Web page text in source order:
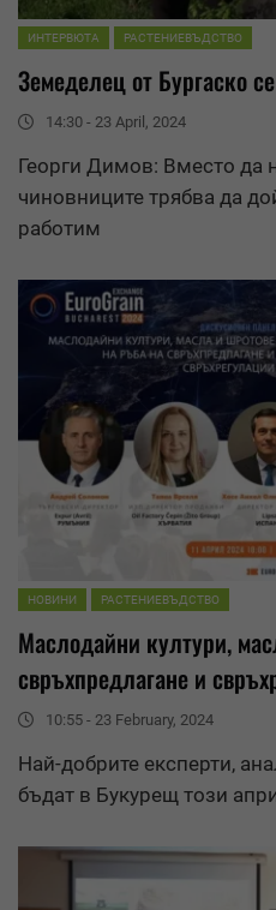
ИНТЕРВЮТА РАСТЕНИЕВЪДСТВО
Земеделец от Бургаско
14:30 - 23 April, 2024
Георги Димов: Вместо да
чиновниците трябва да
работим
НОВИНИ РАСТЕНИЕВЪДСТВО
Маслодайни култури,
свръхпредлагане и
10:55 - 23 February, 2024
Най-добрите експерти,
бъдат в Букурещ този